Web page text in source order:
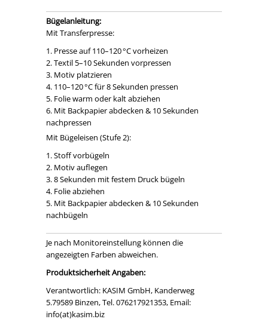
Bügelanleitung:
Mit Transferpresse:
Presse auf 110–120 °C vorheizen
Textil 5–10 Sekunden vorpressen
Motiv platzieren
110–120 °C für 8 Sekunden pressen
Folie warm oder kalt abziehen
Mit Backpapier abdecken & 10 Sekunden
nachpressen
Mit Bügeleisen (Stufe 2):
Stoff vorbügeln
Motiv auflegen
8 Sekunden mit festem Druck bügeln
Folie abziehen
Mit Backpapier abdecken & 10 Sekunden
nachbügeln
Je nach Monitoreinstellung können die
angezeigten Farben abweichen.
Produktsicherheit Angaben:
Verantwortlich: KASIM GmbH, Kanderweg
5.79589 Binzen, Tel. 076217921353, Email:
info(at)kasim.biz